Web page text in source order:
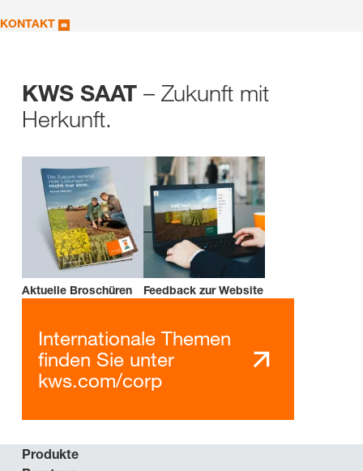
KONTAKT
KWS SAAT – Zukunft mit
Herkunft.
Aktuelle Broschüren Feedback zur Website
Internationale Themen
finden Sie unter
kws.com/corp
Produkte